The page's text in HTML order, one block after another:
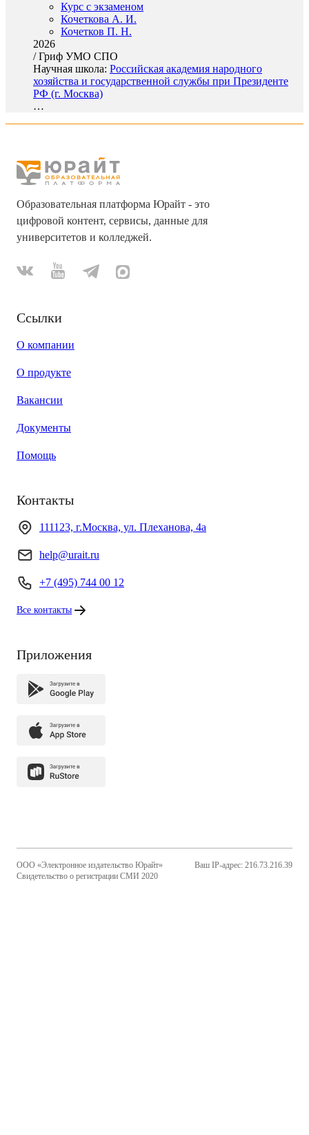
Курс с экзаменом
Кочеткова А. И.
Кочетков П. Н.
2026
/Гриф УМО СПО
Научная школа: Российская академия народного
хозяйства и государственной службы при Президенте
РФ (г. Москва)
…
Образовательная платформа Юрайт - это
цифровой контент, сервисы, данные для
университетов и колледжей.
Ссылки
О компании
О продукте
Вакансии
Документы
Помощь
Контакты
111123, г.Москва, ул. Плеханова, 4а
help@urait.ru
+7 (495) 744 00 12
Все контакты
Приложения
ООО «Электронное издательство Юрайт»
Свидетельство о регистрации СМИ 2020
Ваш IP-адрес: 216.73.216.39